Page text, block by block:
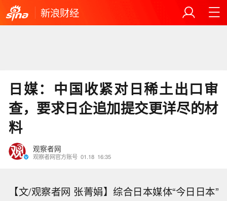
新浪财经
日媒：中国收紧对日稀土出口审
查，要求日企追加提交更详尽的材
料
观察者网
观察者网官方账号 01.18 16:35
【文/观察者网 张菁娟】综合日本媒体“今日日本”